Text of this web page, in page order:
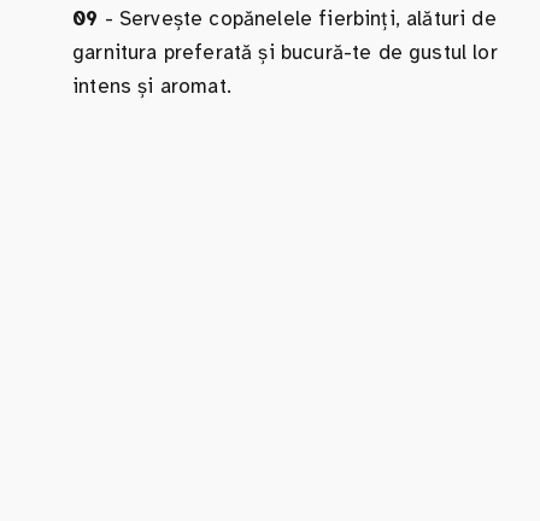
09 - Servește copănelele fierbinți, alături de
garnitura preferată și bucură-te de gustul lor
intens și aromat.